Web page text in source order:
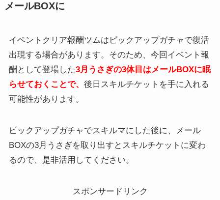
メールBOXに
イベントクリア報酬ツムはピックアップガチャで復活
出現する場合があります。そのため、今回イベント報
酬として登場した3月うさぎの3体目はメールBOXに眠
らせておくことで、 後日スキルチケットを手に入れる
可能性があります。
ピックアップガチャでスキルマにした後に、メール
BOXの3月うさぎを取り出すとスキルチケットに変わ
るので、是非活用してください。
スポンサードリンク